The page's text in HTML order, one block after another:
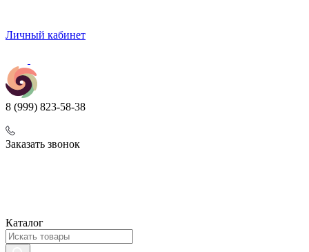
Личный кабинет
8 (999) 823-58-38
Заказать звонок
Каталог